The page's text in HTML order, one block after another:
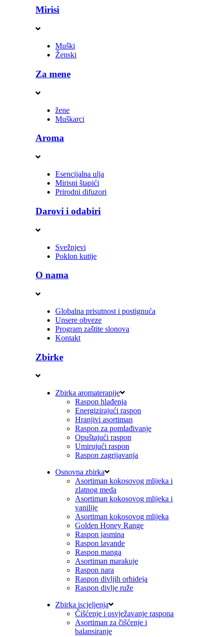
Mirisi
Muški
Ženski
Za mene
žene
Muškarci
Aroma
Esencijalna ulja
Mirisni štapići
Prirodni difuzori
Darovi i odabiri
Svežnjevi
Poklon kutije
O nama
Globalna prisutnost i postignuća
Unsere obveze
Program zaštite slonova
Kontakt
Zbirke
Zbirka aromaterapije
Raspon hlađenja
Energizirajući raspon
Hranjivi asortiman
Raspon za pomlađivanje
Opuštajući raspon
Umirujući raspon
Raspon zagrijavanja
Osnovna zbirka
Asortiman kokosovog mlijeka i
zlatnog meda
Asortiman kokosovog mlijeka i
vanilije
Asortiman kokosovog mlijeka
Golden Honey Range
Raspon jasmina
Raspon lavande
Raspon manga
Asortiman marakuje
Raspon nara
Raspon divljih orhideja
Raspon divlje ruže
Zbirka iscjeljenja
Čišćenje i osvježavanje raspona
Asortiman za čišćenje i
balansiranje